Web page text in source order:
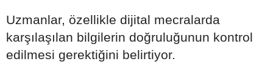
Uzmanlar, özellikle dijital mecralarda
karşılaşılan bilgilerin doğruluğunun kontrol
edilmesi gerektiğini belirtiyor.